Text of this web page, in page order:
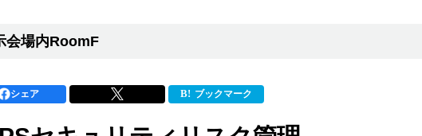
会場内RoomF
シェア ブックマーク